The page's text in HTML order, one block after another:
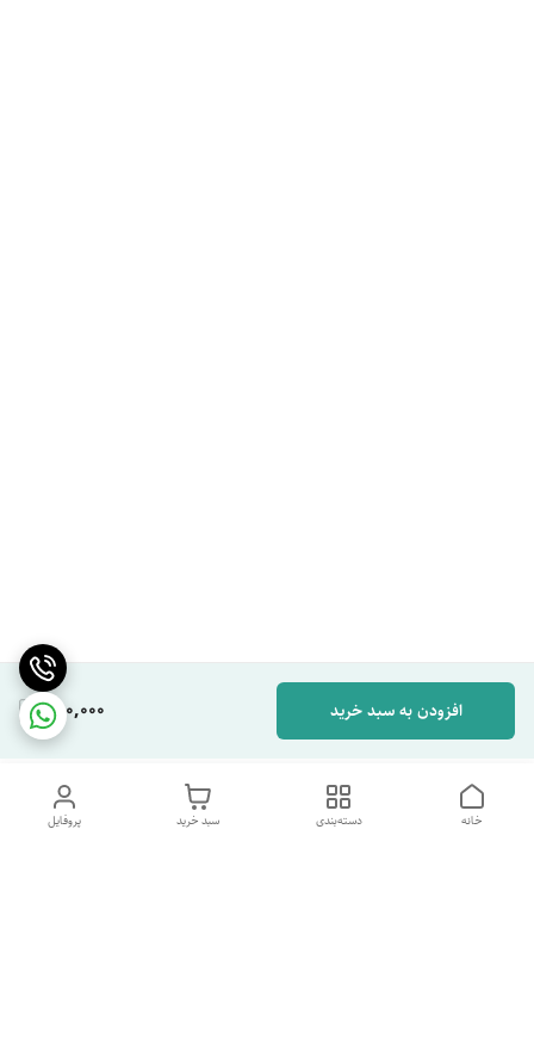
280,000 افزودن به سبد خرید
پروفایل سبد خرید دسته‌بندی خانه